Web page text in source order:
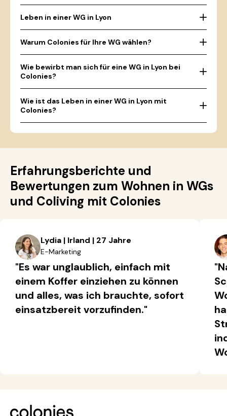
Leben in einer WG in Lyon
Warum Colonies für Ihre WG wählen?
Wie bewirbt man sich für eine WG in Lyon bei
Colonies?
Wie ist das Leben in einer WG in Lyon mit
Colonies?
Erfahrungsberichte und
Bewertungen zum Wohnen in WGs
und Coliving mit Colonies
Lydia | Irland | 27 Jahre
E-Marketing
"Es war unglaublich, einfach mit
einem Koffer einziehen zu können
und alles, was ich brauchte, sofort
einsatzbereit vorzufinden."